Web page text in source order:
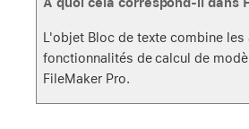
L'objet Bloc de texte combine les
fonctionnalités de calcul de
FileMaker Pro.